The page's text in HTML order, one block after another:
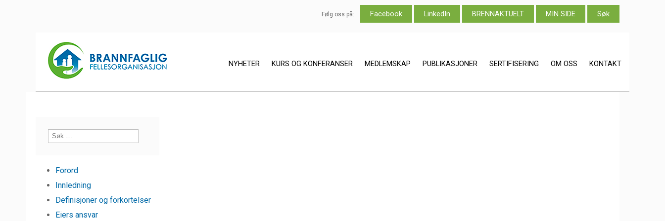
Følg oss på: Facebook LinkedIn BRENNAKTUELT MIN SIDE Søk
NYHETER KURS OG KONFERANSER MEDLEMSKAP PUBLIKASJONER SERTIFISERING OM OSS KONTAKT
Forord
Innledning
Definisjoner og forkortelser
Eiers ansvar